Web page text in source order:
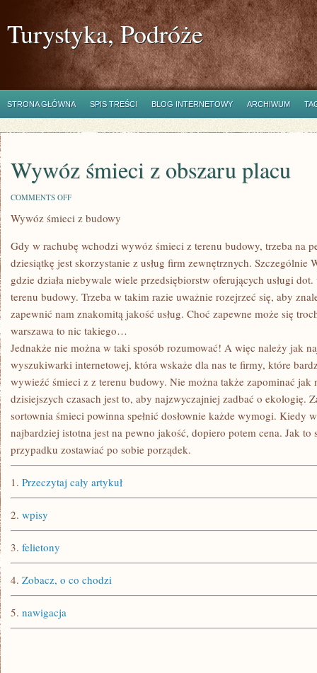
Turystyka, Podróże
STRONA GŁÓWNA SPIS TREŚCI BLOG INTERNETOWY ARCHIWUM
Wywóz śmieci z obszaru placu
COMMENTS OFFON
ŚMIECI
PLACU
Wywóz śmieci z budowy
Gdy w rachubę wchodzi wywóz śmieci z terenu budowy, trzeba na
dziesiątkę jest skorzystanie z usług firm zewnętrznych. Szczególnie
gdzie działa niebywale wiele przedsiębiorstw oferujących usługi
terenu budowy. Trzeba w takim razie uważnie rozejrzeć się, aby
zapewnić nam znakomitą jakość usług. Choć zapewne może się
warszawa to nic takiego…
Jednakże nie można w taki sposób rozumować! A więc należy jak
wyszukiwarki internetowej, która wskaże dla nas te firmy, które
wywieźć śmieci z z terenu budowy. Nie można także zapominać jak
dzisiejszych czasach jest to, aby najzwyczajniej zadbać o ekologię.
sortownia śmieci powinna spełnić dosłownie każde wymogi. Kiedy
najbardziej istotna jest na pewno jakość, dopiero potem cena. Jak
przypadku zostawiać po sobie porządek.
1. Przeczytaj cały artykuł
2. wpisy
3. felietony
4. Zobacz, o co chodzi
5. nawigacja